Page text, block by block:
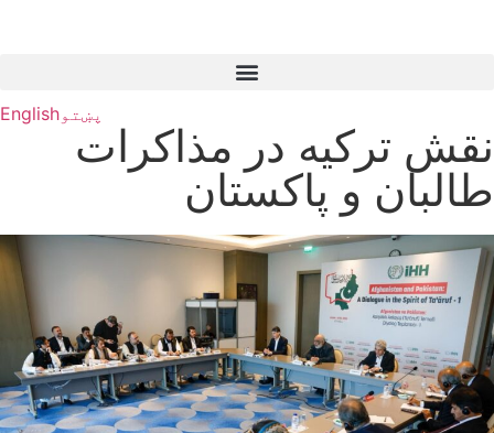
پښتوEnglish
نقش ترکیه در مذاکرات
طالبان و پاکستان